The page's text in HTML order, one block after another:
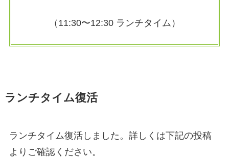
（11:30〜12:30 ランチタイム）
ランチタイム復活
ランチタイム復活しました。詳しくは下記の投稿
よりご確認ください。